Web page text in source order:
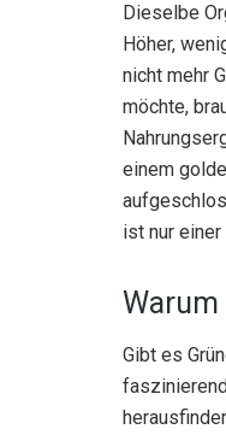
Dieselbe
Höher,
nicht mehr
möchte,
einem
ist nur
Gibt es